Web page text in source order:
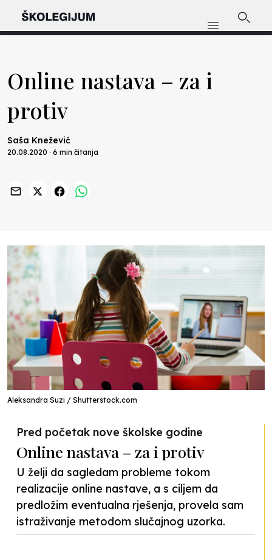
Online nastava – za i
protiv
Saša Knežević
20.08.2020 · 6 min čitanja
Aleksandra Suzi / Shutterstock.com
Pred početak nove školske godine
Online nastava – za i protiv
U želji da sagledam probleme tokom
realizacije online nastave, a s ciljem da
predložim eventualna rješenja, provela sam
istraživanje metodom slučajnog uzorka.